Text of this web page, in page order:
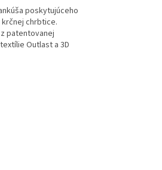
poskytujúceho
chrbtice.
patentovanej
Outlast a 3D